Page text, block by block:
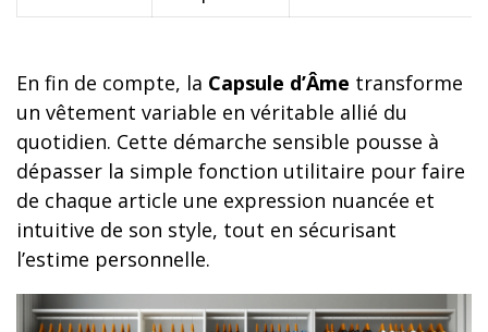
En fin de compte, la Capsule d’Âme transforme
un vêtement variable en véritable allié du
quotidien. Cette démarche sensible pousse à
dépasser la simple fonction utilitaire pour faire
de chaque article une expression nuancée et
intuitive de son style, tout en sécurisant
l’estime personnelle.